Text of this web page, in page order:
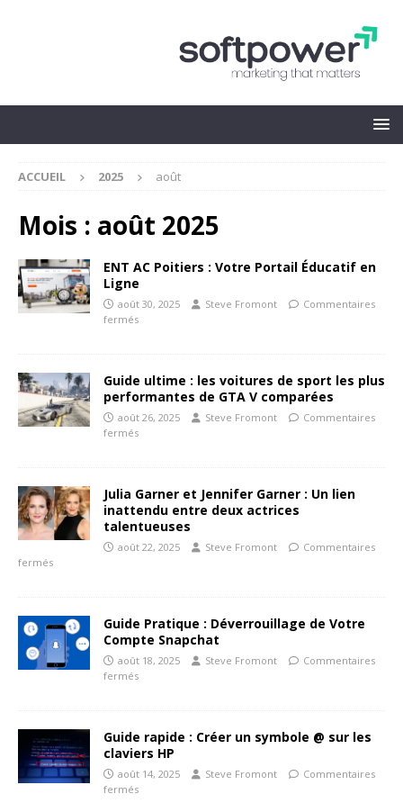
ACCUEIL 2025 août
Mois : août 2025
ENT AC Poitiers : Votre Portail Éducatif en
Ligne
août 30, 2025 Steve Fromont
Commentaires
fermés
Guide ultime : les voitures de sport les plus
performantes de GTA V comparées
août 26, 2025 Steve Fromont
Commentaires
fermés
Julia Garner et Jennifer Garner : Un lien
inattendu entre deux actrices
talentueuses
août 22, 2025 Steve Fromont
Commentaires
fermés
Guide Pratique : Déverrouillage de Votre
Compte Snapchat
août 18, 2025 Steve Fromont
Commentaires
fermés
Guide rapide : Créer un symbole @ sur les
claviers HP
août 14, 2025 Steve Fromont
Commentaires
fermés